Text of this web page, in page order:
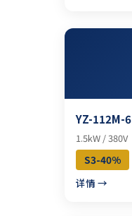
YZ-112M-6
1.5kW / 380V
S3-40%
详情 →